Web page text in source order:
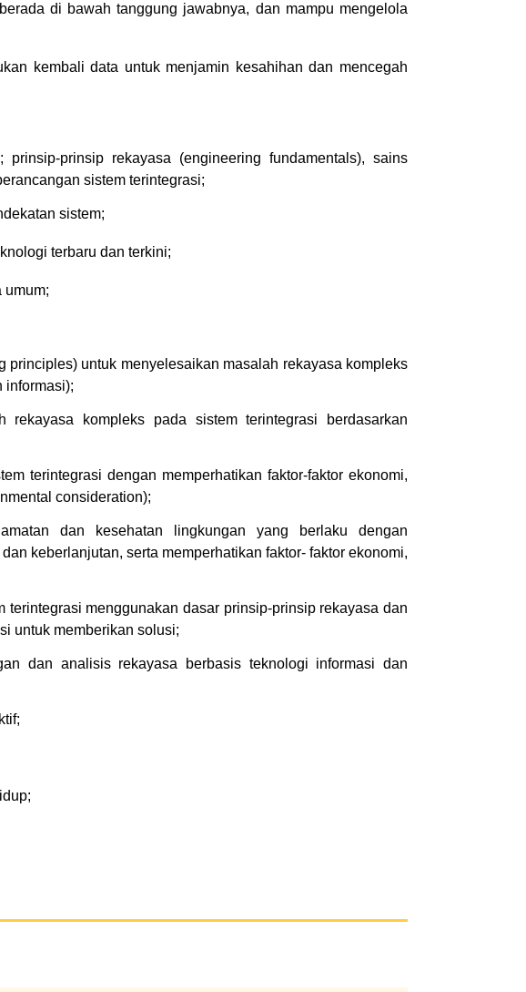
di bawah tanggung jawabnya, dan mampu mengelola
kembali data untuk menjamin kesahihan dan mencegah
prinsip rekayasa (engineering fundamentals), sains
sistem terintegrasi;
sistem;
terbaru dan terkini;
umum;
principles) untuk menyelesaikan masalah rekayasa kompleks
informasi);
rekayasa kompleks pada sistem terintegrasi berdasarkan
terintegrasi dengan memperhatikan faktor-faktor ekonomi,
consideration);
dan kesehatan lingkungan yang berlaku dengan
keberlanjutan, serta memperhatikan faktor- faktor ekonomi,
menggunakan dasar prinsip-prinsip rekayasa dan
untuk memberikan solusi;
dan analisis rekayasa berbasis teknologi informasi dan